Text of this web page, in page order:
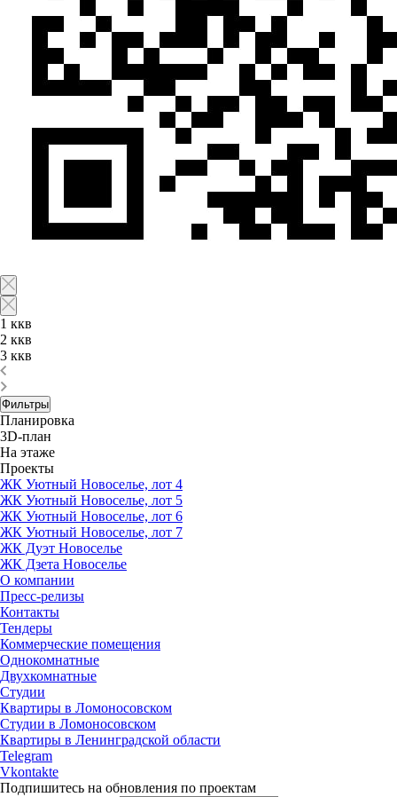
1 ккв
2 ккв
3 ккв
Фильтры
Планировка
3D-план
На этаже
Проекты
ЖК Уютный Новоселье, лот 4
ЖК Уютный Новоселье, лот 5
ЖК Уютный Новоселье, лот 6
ЖК Уютный Новоселье, лот 7
ЖК Дуэт Новоселье
ЖК Дзета Новоселье
О компании
Пресс-релизы
Контакты
Тендеры
Коммерческие помещения
Однокомнатные
Двухкомнатные
Студии
Квартиры в Ломоносовском
Студии в Ломоносовском
Квартиры в Ленинградской области
Telegram
Vkontakte
Подпишитесь на обновления по проектам